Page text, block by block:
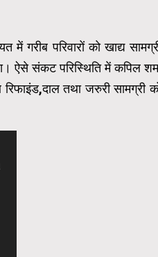
गरीब परिवारों को खाद्य
ऐसे संकट परिस्थिति में कपिल
तथा जरुरी सामग्री